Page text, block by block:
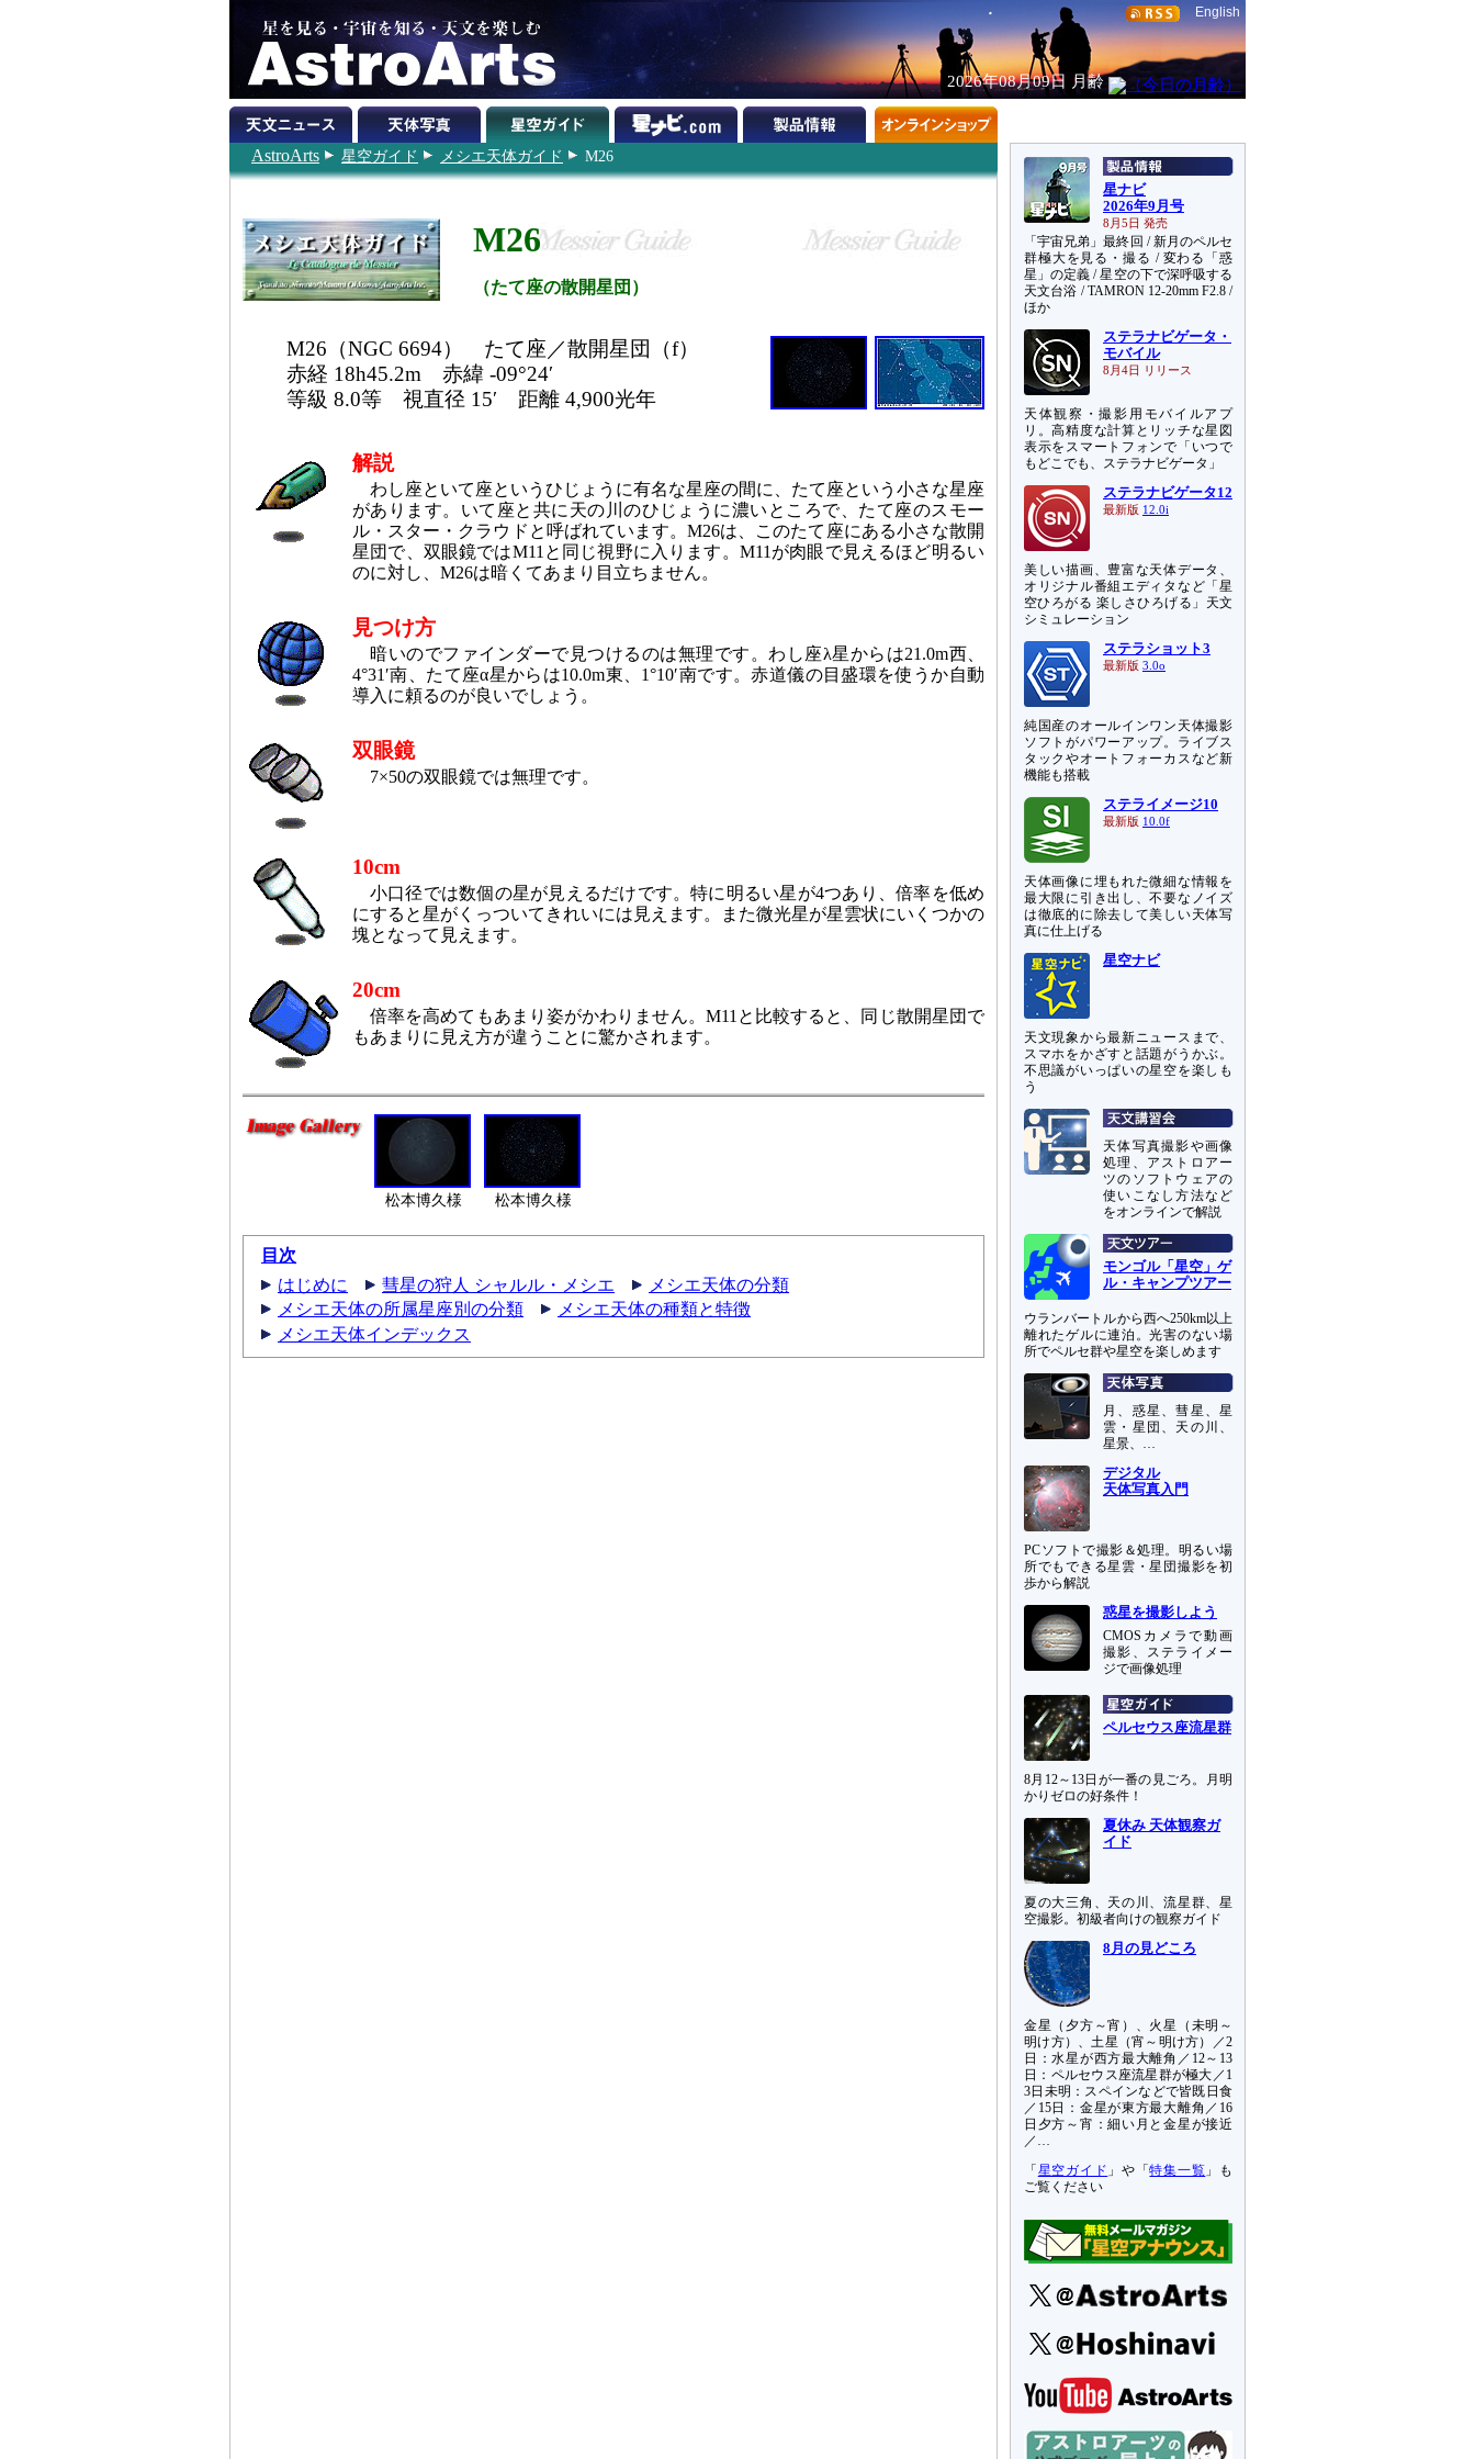
English
2026年08月09日 月齢
AstroArts 星空ガイド メシエ天体ガイド M26
M26
（たて座の散開星団）
M26（NGC 6694） たて座／散開星団（f）
赤経 18h45.2m 赤緯 -09°24′
等級 8.0等 視直径 15′ 距離 4,900光年
解説
わし座といて座というひじょうに有名な星座の間に、たて座という小さな星座
があります。いて座と共に天の川のひじょうに濃いところで、たて座のスモー
ル・スター・クラウドと呼ばれています。M26は、このたて座にある小さな散開
星団で、双眼鏡ではM11と同じ視野に入ります。M11が肉眼で見えるほど明るい
のに対し、M26は暗くてあまり目立ちません。
見つけ方
暗いのでファインダーで見つけるのは無理です。わし座λ星からは21.0m西、
4°31′南、たて座α星からは10.0m東、1°10′南です。赤道儀の目盛環を使うか自動
導入に頼るのが良いでしょう。
双眼鏡
7×50の双眼鏡では無理です。
10cm
小口径では数個の星が見えるだけです。特に明るい星が4つあり、倍率を低め
にすると星がくっついてきれいには見えます。また微光星が星雲状にいくつかの
塊となって見えます。
20cm
倍率を高めてもあまり姿がかわりません。M11と比較すると、同じ散開星団で
もあまりに見え方が違うことに驚かされます。
松本博久様 松本博久様
目次
はじめに
彗星の狩人 シャルル・メシエ
メシエ天体の分類
メシエ天体の所属星座別の分類
メシエ天体の種類と特徴
メシエ天体インデックス
星ナビ
2026年9月号
8月5日 発売
「宇宙兄弟」最終回 / 新月のペルセ
群極大を見る・撮る / 変わる「惑
星」の定義 / 星空の下で深呼吸する
天文台浴 / TAMRON 12-20mm F2.8 /
ほか
ステラナビゲータ・
モバイル
8月4日 リリース
天体観察・撮影用モバイルアプ
リ。高精度な計算とリッチな星図
表示をスマートフォンで「いつで
もどこでも、ステラナビゲータ」
ステラナビゲータ12
最新版 12.0i
美しい描画、豊富な天体データ、
オリジナル番組エディタなど「星
空ひろがる 楽しさひろげる」天文
シミュレーション
ステラショット3
最新版 3.0o
純国産のオールインワン天体撮影
ソフトがパワーアップ。ライブス
タックやオートフォーカスなど新
機能も搭載
ステライメージ10
最新版 10.0f
天体画像に埋もれた微細な情報を
最大限に引き出し、不要なノイズ
は徹底的に除去して美しい天体写
真に仕上げる
星空ナビ
天文現象から最新ニュースまで、
スマホをかざすと話題がうかぶ。
不思議がいっぱいの星空を楽しも
う
天体写真撮影や画像
処理、アストロアー
ツのソフトウェアの
使いこなし方法など
をオンラインで解説
モンゴル「星空」ゲ
ル・キャンプツアー
ウランバートルから西へ250km以上
離れたゲルに連泊。光害のない場
所でペルセ群や星空を楽しめます
月、惑星、彗星、星
雲・星団、天の川、
星景、…
デジタル
天体写真入門
PCソフトで撮影＆処理。明るい場
所でもできる星雲・星団撮影を初
歩から解説
惑星を撮影しよう
CMOSカメラで動画
撮影、ステライメー
ジで画像処理
ペルセウス座流星群
8月12～13日が一番の見ごろ。月明
かりゼロの好条件！
夏休み 天体観察ガ
イド
夏の大三角、天の川、流星群、星
空撮影。初級者向けの観察ガイド
8月の見どころ
金星（夕方～宵）、火星（未明～
明け方）、土星（宵～明け方）／2
日：水星が西方最大離角／12～13
日：ペルセウス座流星群が極大／1
3日未明：スペインなどで皆既日食
／15日：金星が東方最大離角／16
日夕方～宵：細い月と金星が接近
／…
「 星空ガイド 」や「特集一覧 」も
ご覧ください